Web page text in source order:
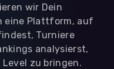
wir Dein
eine Plattform, auf
Turniere
analysierst,
zu bringen.